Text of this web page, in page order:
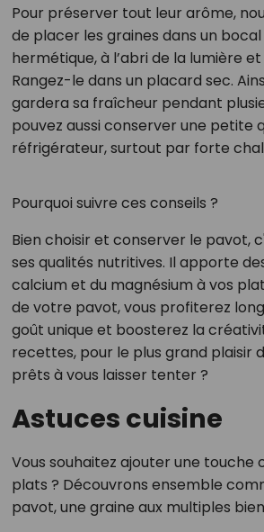
Pour préserver tout leur arôme,
de placer les graines dans un
hermétique, à l’abri de la lumière
Rangez-le dans un placard sec.
gardera sa fraîcheur pendant
pouvez aussi conserver une petite
réfrigérateur, surtout par forte
Pourquoi suivre ces conseils ?
Bien choisir et conserver le pavot,
ses qualités nutritives. Il apporte
calcium et du magnésium à vos
de votre pavot, vous profiterez
goût unique et boosterez la
recettes, pour le plus grand plaisir
prêts à vous laisser tenter ?
Astuces cuisine
Vous souhaitez ajouter une touche
plats ? Découvrons ensemble
pavot, une graine aux multiples